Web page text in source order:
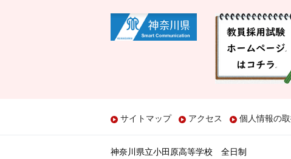
サイトマップ アクセス 個人情報の
神奈川県立小田原高等学校 全日制